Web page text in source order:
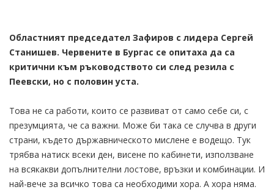
Областният председател Зафиров с лидера Сергей
Станишев. Червените в Бургас се опитаха да са
критични към ръководството си след резила с
Пеевски, но с половин уста.
Това не са работи, които се развиват от само себе си, с
презумцията, че са важни. Може би така се случва в други
страни, където държавническото мислене е водещо. Тук
трябва натиск всеки ден, висене по кабинети, използване
на всякакви допълнителни лостове, връзки и комбинации. И
най-вече за всичко това са необходими хора. А хора няма.